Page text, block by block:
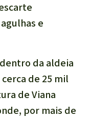
e
da aldeia
de 25 mil
de Viana
por mais de